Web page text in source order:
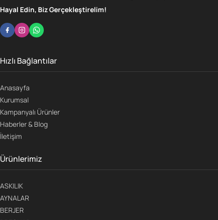
Hayal Edin, Biz Gerçekleştirelim!
Hızlı Bağlantılar
Anasayfa
Kurumsal
Kampanyalı Ürünler
Haberler & Blog
İletişim
Ürünlerimiz
ASKILIK
AYNALAR
BERJER